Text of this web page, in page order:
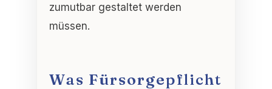
zumutbar gestaltet werden
müssen.
Was Fürsorgepflicht